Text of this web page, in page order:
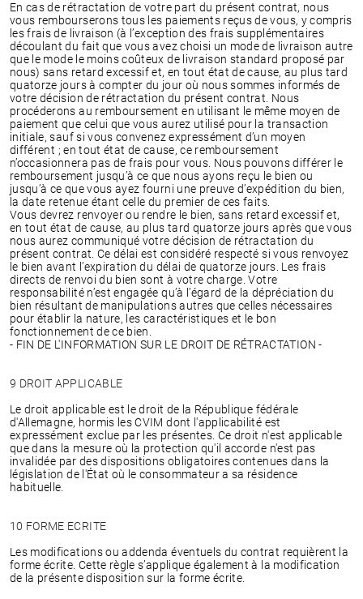
En cas de rétractation de votre part du présent contrat, nous
vous rembourserons tous les paiements reçus de vous, y compris
les frais de livraison (à l’exception des frais supplémentaires
découlant du fait que vous avez choisi un mode de livraison autre
que le mode le moins coûteux de livraison standard proposé par
nous) sans retard excessif et, en tout état de cause, au plus tard
quatorze jours à compter du jour où nous sommes informés de
votre décision de rétractation du présent contrat. Nous
procéderons au remboursement en utilisant le même moyen de
paiement que celui que vous aurez utilisé pour la transaction
initiale, sauf si vous convenez expressément d’un moyen
différent ; en tout état de cause, ce remboursement
n’occasionnera pas de frais pour vous. Nous pouvons différer le
remboursement jusqu’à ce que nous ayons reçu le bien ou
jusqu’à ce que vous ayez fourni une preuve d’expédition du bien,
la date retenue étant celle du premier de ces faits.
Vous devrez renvoyer ou rendre le bien, sans retard excessif et,
en tout état de cause, au plus tard quatorze jours après que vous
nous aurez communiqué votre décision de rétractation du
présent contrat. Ce délai est considéré respecté si vous renvoyez
le bien avant l’expiration du délai de quatorze jours. Les frais
directs de renvoi du bien sont à votre charge. Votre
responsabilité n’est engagée qu’à l’égard de la dépréciation du
bien résultant de manipulations autres que celles nécessaires
pour établir la nature, les caractéristiques et le bon
fonctionnement de ce bien.
- FIN DE L'INFORMATION SUR LE DROIT DE RÉTRACTATION -
9 DROIT APPLICABLE
Le droit applicable est le droit de la République fédérale
d'Allemagne, hormis les CVIM dont l'applicabilité est
expressément exclue par les présentes. Ce droit n'est applicable
que dans la mesure où la protection qu'il accorde n'est pas
invalidée par des dispositions obligatoires contenues dans la
législation de l'État où le consommateur a sa résidence
habituelle.
10 FORME ECRITE
Les modifications ou addenda éventuels du contrat requièrent la
forme écrite. Cette règle s’applique également à la modification
de la présente disposition sur la forme écrite.